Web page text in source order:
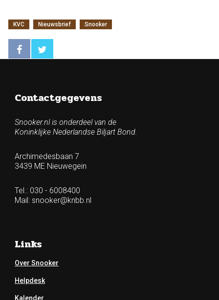
KVC Nieuwsbrief Snooker
Contactgegevens
Snooker.nl is onderdeel van de
Koninklijke Nederlandse Biljart Bond.
Archimedesbaan 7
3439 ME Nieuwegein
Tel.: 030 - 6008400
Mail: snooker@knbb.nl
Links
Over Snooker
Helpdesk
Kalender